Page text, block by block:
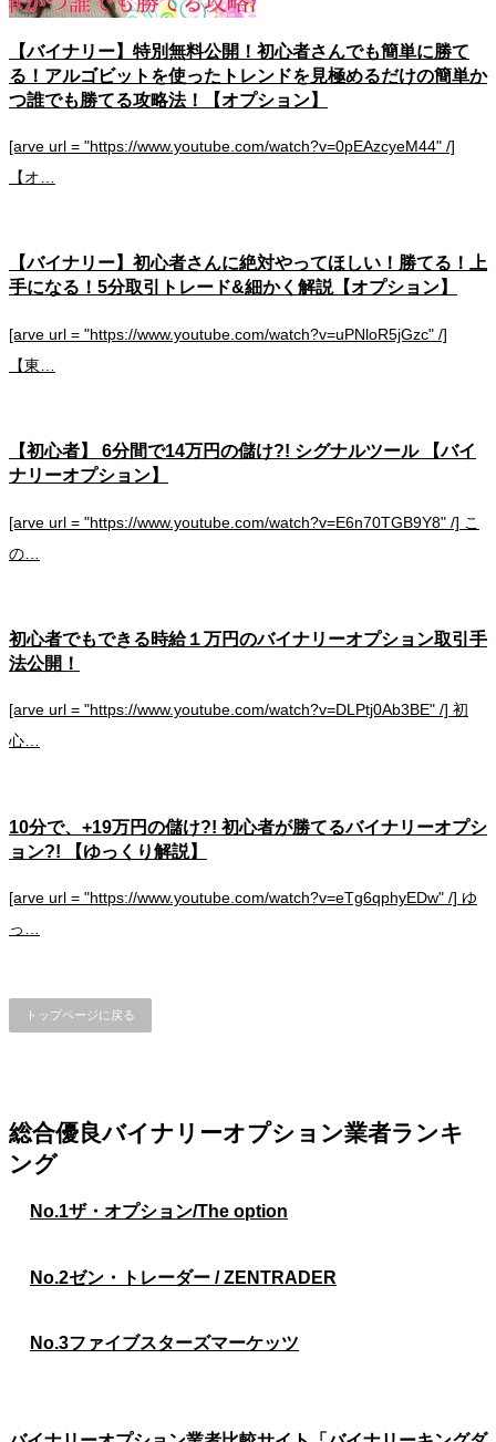
【バイナリー】特別無料公開！初心者さんでも簡単に勝て
る！アルゴビットを使ったトレンドを見極めるだけの簡単か
つ誰でも勝てる攻略法！【オプション】
[arve url = "https://www.youtube.com/watch?v=0pEAzcyeM44" /]
【オ…
【バイナリー】初心者さんに絶対やってほしい！勝てる！上
手になる！5分取引トレード&細かく解説【オプション】
[arve url = "https://www.youtube.com/watch?v=uPNloR5jGzc" /]
【東…
【初心者】 6分間で14万円の儲け?! シグナルツール 【バイ
ナリーオプション】
[arve url = "https://www.youtube.com/watch?v=E6n70TGB9Y8" /] こ
の…
初心者でもできる時給１万円のバイナリーオプション取引手
法公開！
[arve url = "https://www.youtube.com/watch?v=DLPtj0Ab3BE" /] 初
心…
10分で、+19万円の儲け?! 初心者が勝てるバイナリーオプシ
ョン?! 【ゆっくり解説】
[arve url = "https://www.youtube.com/watch?v=eTg6qphyEDw" /] ゆ
っ…
トップページに戻る
総合優良バイナリーオプション業者ランキ
ング
No.1ザ・オプション/The option
No.2ゼン・トレーダー / ZENTRADER
No.3ファイブスターズマーケッツ